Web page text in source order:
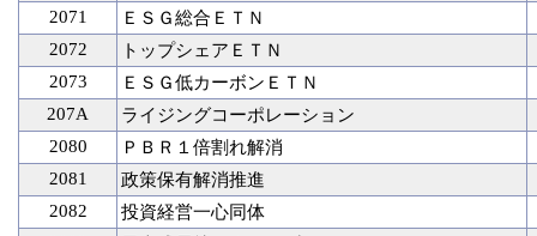
2071
ＥＳＧ総合ＥＴＮ
2072
トップシェアＥＴＮ
2073
ＥＳＧ低カーボンＥＴＮ
207A
ライジングコーポレーション
2080
ＰＢＲ１倍割れ解消
2081
政策保有解消推進
2082
投資経営一心同体